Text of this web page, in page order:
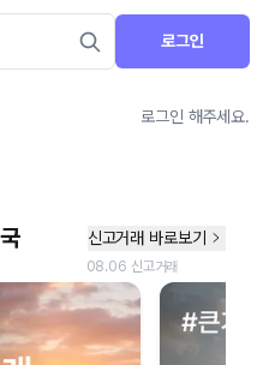
로그인
로그인 해주세요.